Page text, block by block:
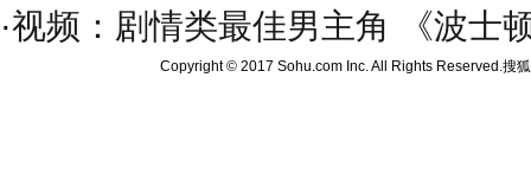
·视频：剧情类最佳男主角 《波士
Copyright © 2017 Sohu.com Inc. All Rights Reserved.搜